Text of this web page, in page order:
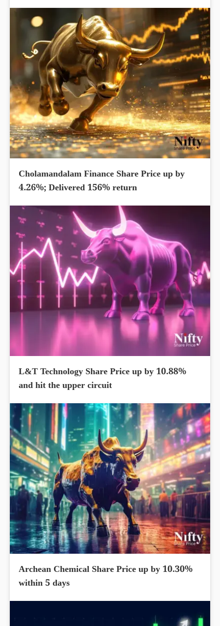
Cholamandalam Finance Share Price up by
4.26%; Delivered 156% return
L&T Technology Share Price up by 10.88%
and hit the upper circuit
Archean Chemical Share Price up by 10.30%
within 5 days